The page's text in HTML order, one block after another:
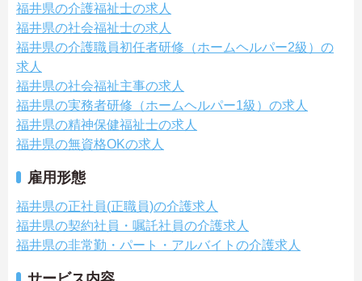
福井県の介護福祉士の求人
福井県の社会福祉士の求人
福井県の介護職員初任者研修（ホームヘルパー2級）の
求人
福井県の社会福祉主事の求人
福井県の実務者研修（ホームヘルパー1級）の求人
福井県の精神保健福祉士の求人
福井県の無資格OKの求人
雇用形態
福井県の正社員(正職員)の介護求人
福井県の契約社員・嘱託社員の介護求人
福井県の非常勤・パート・アルバイトの介護求人